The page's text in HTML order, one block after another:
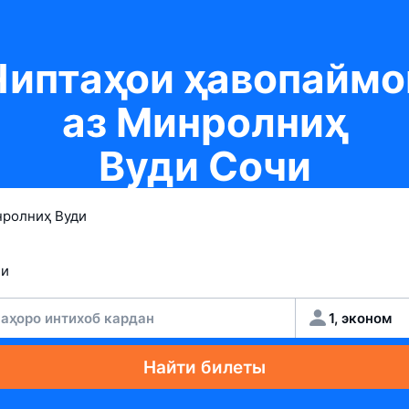
аз Минролниҳ
Вуди Сочи
интихоб кардан 1, эконом
Найти билеты